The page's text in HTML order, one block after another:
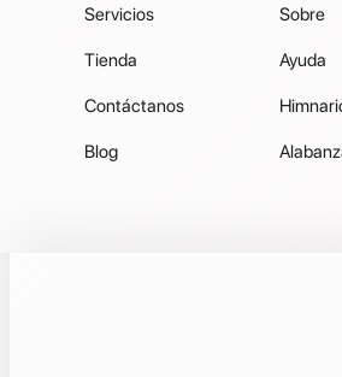
Servicios
Tienda
Contáctanos
Blog
Sobre
Ayuda